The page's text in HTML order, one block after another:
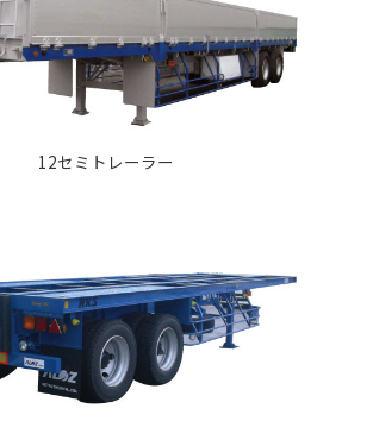
12セミトレーラー